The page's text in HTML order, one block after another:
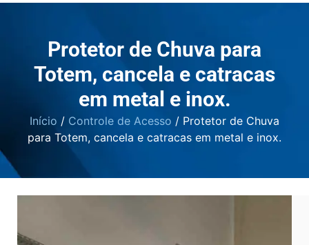
Protetor de Chuva para
Totem, cancela e catracas
em metal e inox.
Início / Controle de Acesso / Protetor de Chuva
para Totem, cancela e catracas em metal e inox.